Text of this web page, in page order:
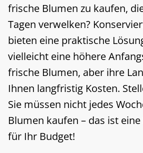
frische Blumen zu kaufen,
Tagen verwelken?
bieten eine praktische
vielleicht eine höhere
frische Blumen, aber ihre
Ihnen langfristig Kosten.
Sie müssen nicht jedes
Blumen kaufen – das ist
für Ihr Budget!